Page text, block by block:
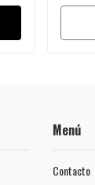
Menú
Contacto